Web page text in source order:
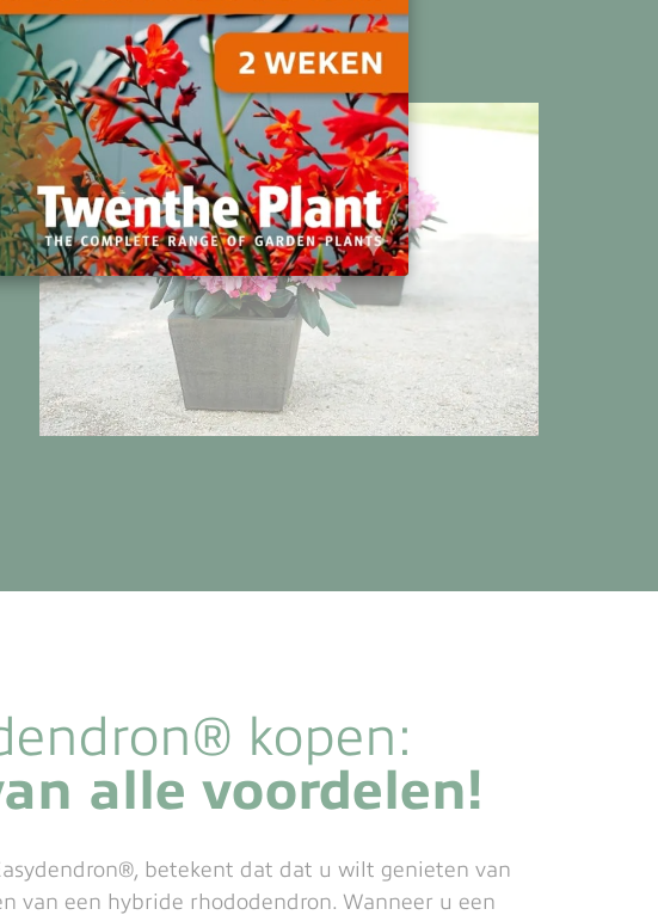
kopen:
alle voordelen!
betekent dat dat u wilt genieten van
van een hybride rhododendron. Wanneer u een